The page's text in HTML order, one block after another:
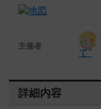
主催者
て"
詳細内容